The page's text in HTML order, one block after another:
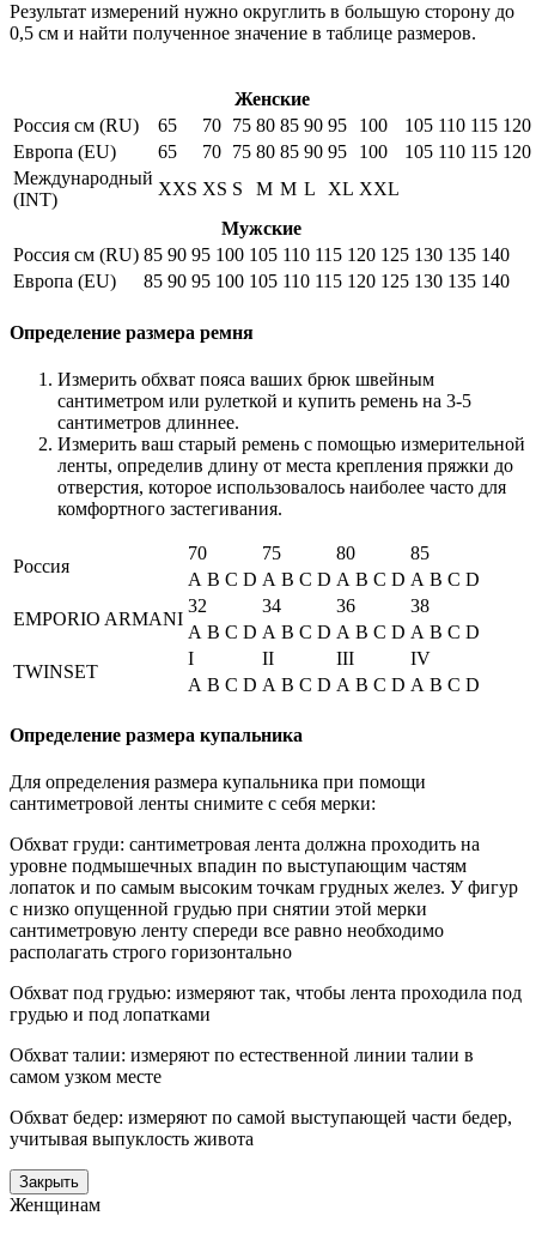
Результат измерений нужно округлить в большую сторону до
0,5 см и найти полученное значение в таблице размеров.
Женские
Россия см (RU)
65 70 75 80 85 90 95 100 105 110 115 120
Европа (EU)
65 70 75 80 85 90 95 100 105 110 115 120
Международный
(INT)
XXS XS S M M L XL XXL
Мужские
Россия см (RU) 85 90 95 100 105 110 115 120 125 130 135 140
Европа (EU)
85 90 95 100 105 110 115 120 125 130 135 140
Определение размера ремня
Измерить обхват пояса ваших брюк швейным
сантиметром или рулеткой и купить ремень на 3-5
сантиметров длиннее.
Измерить ваш старый ремень с помощью измерительной
ленты, определив длину от места крепления пряжки до
отверстия, которое использовалось наиболее часто для
комфортного застегивания.
Россия
70 75 80
85
A B C D A B C D A B C D A B C D
EMPORIO ARMANI
32 34 36
38
A B C D A B C D A B C D A B C D
TWINSET
I II III
IV
A B C D A B C D A B C D A B C D
Определение размера купальника
Для определения размера купальника при помощи
сантиметровой ленты снимите с себя мерки:
Обхват груди: сантиметровая лента должна проходить на
уровне подмышечных впадин по выступающим частям
лопаток и по самым высоким точкам грудных желез. У фигур
с низко опущенной грудью при снятии этой мерки
сантиметровую ленту спереди все равно необходимо
располагать строго горизонтально
Обхват под грудью: измеряют так, чтобы лента проходила под
грудью и под лопатками
Обхват талии: измеряют по естественной линии талии в
самом узком месте
Обхват бедер: измеряют по самой выступающей части бедер,
учитывая выпуклость живота
Закрыть
Женщинам